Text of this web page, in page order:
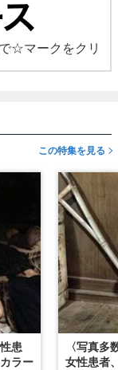
で☆マークをクリ
この特集を見る
患
ラー
〈写真多
女性患者